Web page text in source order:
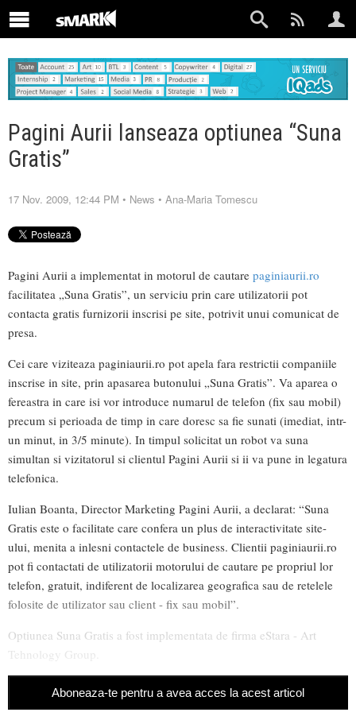
Pagini Aurii lanseaza optiunea “Suna
Gratis”
17 Nov. 2009, 12:44 PM • News • Ana-Maria Tomescu
Pagini Aurii a implementat in motorul de cautare paginiaurii.ro
facilitatea „Suna Gratis”, un serviciu prin care utilizatorii pot
contacta gratis furnizorii inscrisi pe site, potrivit unui comunicat de
presa.
Cei care viziteaza paginiaurii.ro pot apela fara restrictii companiile
inscrise in site, prin apasarea butonului „Suna Gratis”. Va aparea o
fereastra in care isi vor introduce numarul de telefon (fix sau mobil)
precum si perioada de timp in care doresc sa fie sunati (imediat, intr-
un minut, in 3/5 minute). In timpul solicitat un robot va suna
simultan si vizitatorul si clientul Pagini Aurii si ii va pune in legatura
telefonica.
Iulian Boanta, Director Marketing Pagini Aurii, a declarat: “Suna
Gratis este o facilitate care confera un plus de interactivitate site-
ului, menita a inlesni contactele de business. Clientii paginiaurii.ro
pot fi contactati de utilizatorii motorului de cautare pe propriul lor
telefon, gratuit, indiferent de localizarea geografica sau de retelele
folosite de utilizator sau client - fix sau mobil”.
Optiunea Suna Gratis a fost implementata de firma eStara - Art
Tehnology Group.
Aboneaza-te pentru a avea acces la acest articol